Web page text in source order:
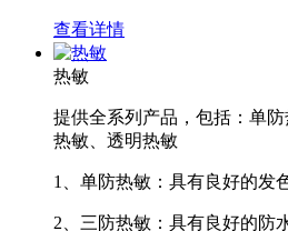
查看详情
热敏
提供全系列产品，包括：单
热敏、透明热敏
1、单防热敏：具有良好的发
2、三防热敏：具有良好的防